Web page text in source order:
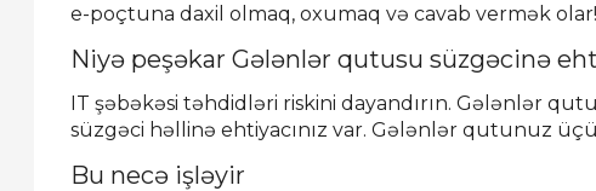
e-poçtuna daxil olmaq, oxumaq və cavab vermək olar!
Niyə peşəkar Gələnlər qutusu süzgəcinə
IT şəbəkəsi təhdidləri riskini dayandırın. Gələnlər
süzgəci həllinə ehtiyacınız var. Gələnlər qutunuz
Bu necə işləyir